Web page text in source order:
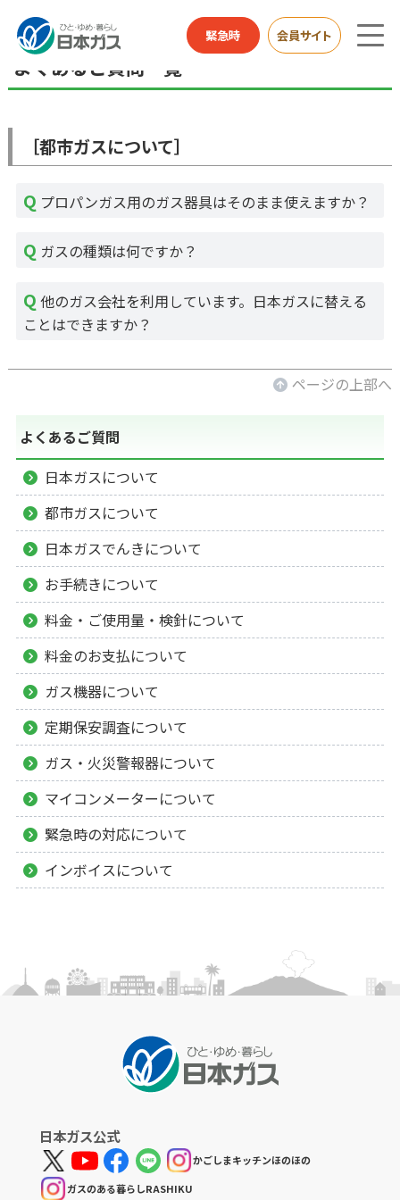
緊急時 会員サイト
お客さまサポートTOP よくあるご質問 都市ガスについて
よくあるご質問一覧
［都市ガスについて］
プロパンガス用のガス器具はそのまま使えますか？
ガスの種類は何ですか？
他のガス会社を利用しています。日本ガスに替える
ことはできますか？
ページの上部へ
よくあるご質問
日本ガスについて
都市ガスについて
日本ガスでんきについて
お手続きについて
料金・ご使用量・検針について
料金のお支払について
ガス機器について
定期保安調査について
ガス・火災警報器について
マイコンメーターについて
緊急時の対応について
インボイスについて
日本ガス公式
かごしまキッチンほのほの
ガスのある暮らしRASHIKU